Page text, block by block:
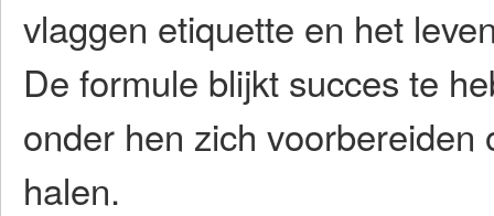
vlaggen etiquette en het
De formule blijkt succes te
onder hen zich
halen.